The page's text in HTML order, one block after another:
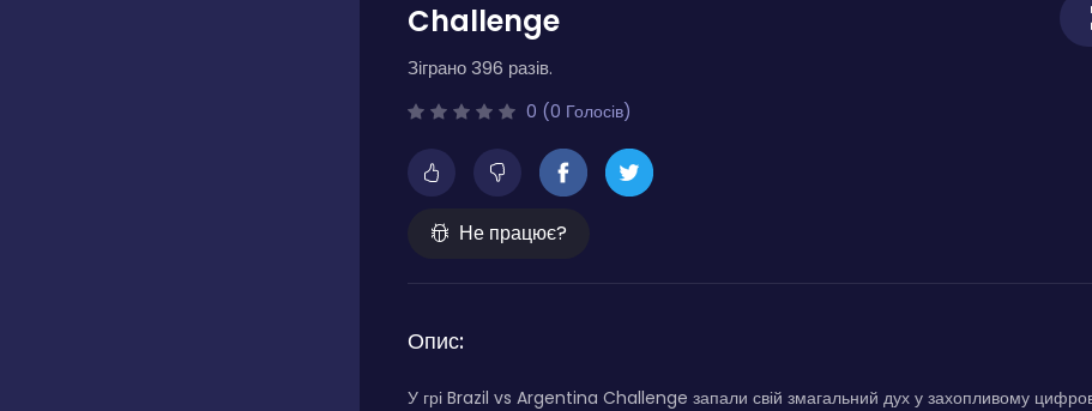
Challenge
Зіграно 396 разів.
0 (0 Голосів)
Не працює?
Опис:
У грі Brazil vs Argentina Challenge запали свій змагальний дух у захопливому